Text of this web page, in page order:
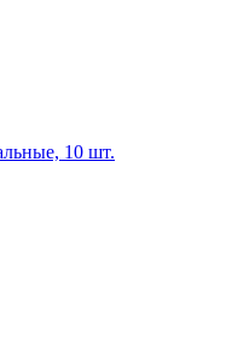
10 шт.